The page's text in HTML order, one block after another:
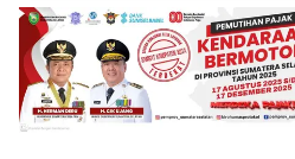
produk
antara
lain
mampu
menjadi